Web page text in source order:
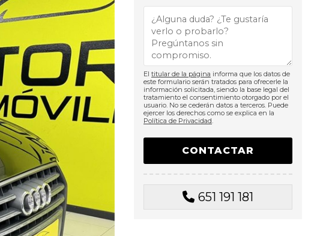
El titular de la página informa que los datos de
este formulario serán tratados para ofrecerle la
información solicitada, siendo la base legal del
tratamiento el consentimiento otorgado por el
usuario. No se cederán datos a terceros. Puede
ejercer los derechos como se explica en la
Política de Privacidad.
651 191 181